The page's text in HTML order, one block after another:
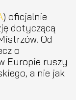
) oficjalnie
dotyczącą
Od
o
Europie ruszy
a nie jak